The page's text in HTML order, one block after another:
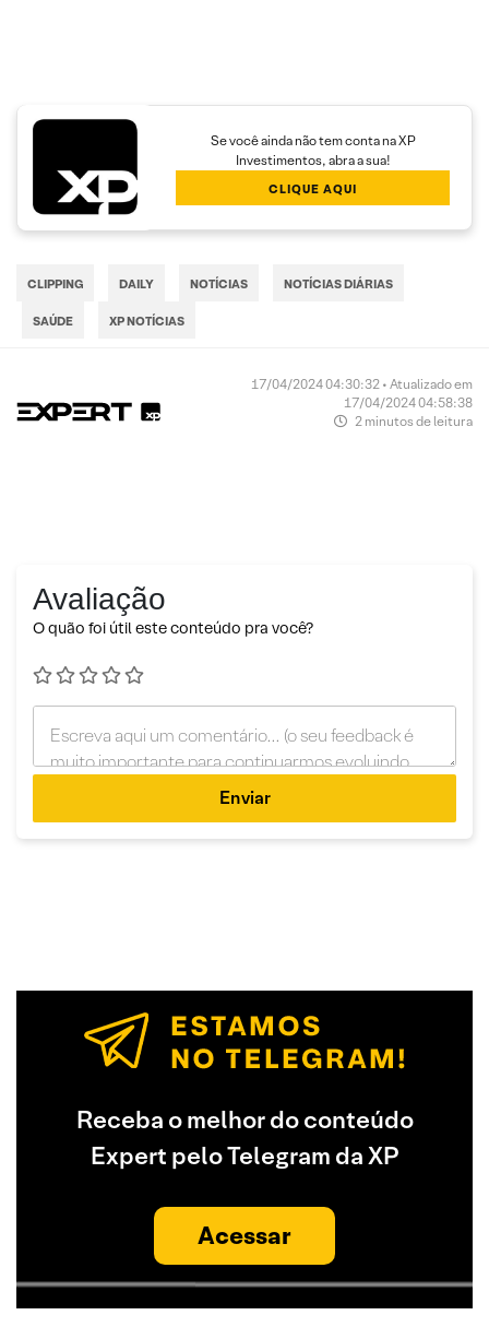
Se você ainda não tem conta na XP
Investimentos, abra a sua!
CLIQUE AQUI
CLIPPING DAILY NOTÍCIAS NOTÍCIAS DIÁRIAS
SAÚDE XP NOTÍCIAS
17/04/2024 04:30:32 • Atualizado em
17/04/2024 04:58:38
2 minutos de leitura
Avaliação
O quão foi útil este conteúdo pra você?
Enviar
Receba o melhor do conteúdo
Expert pelo Telegram da XP
Acessar